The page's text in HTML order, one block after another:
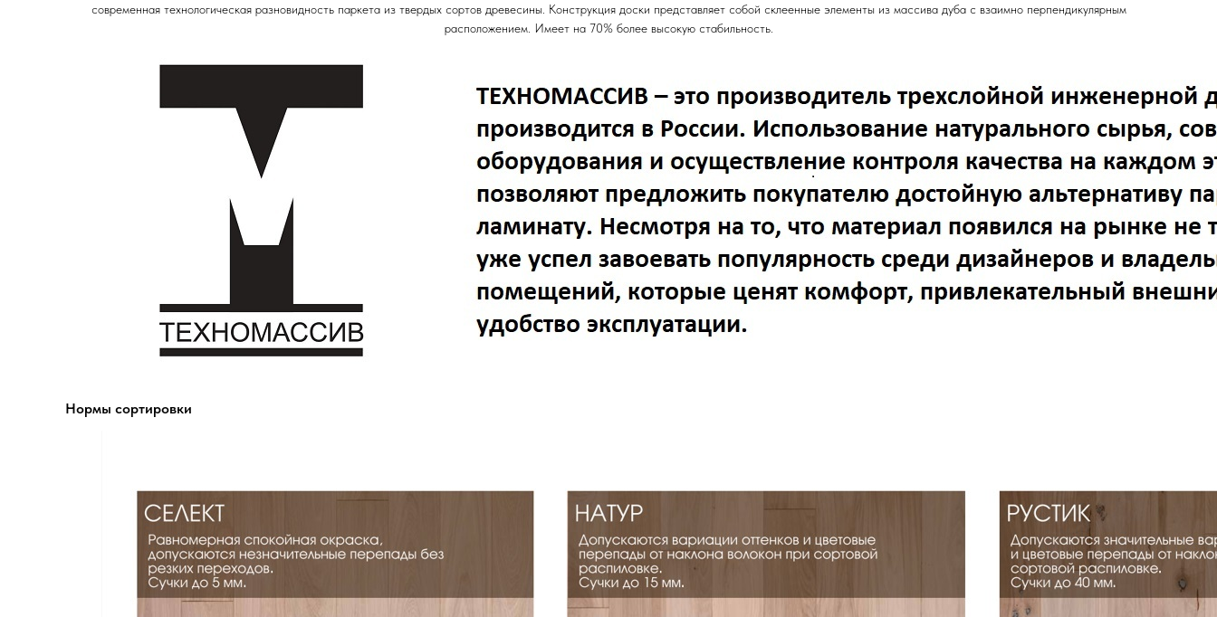
современная технологическая разновидность паркета из твердых сортов древесины. Конструкция доски представляет собой склеенные элементы из массива дуба с взаимно перпендикулярным
расположением. Имеет на 70% более высокую стабильность.
Нормы сортировки